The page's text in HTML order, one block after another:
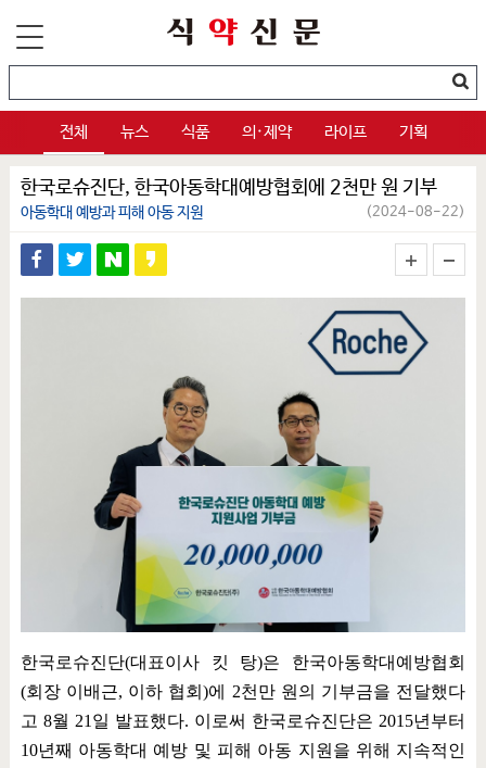
전체 뉴스 식품 의·제약 라이프 기획
한국로슈진단, 한국아동학대예방협회에 2천만 원 기부
아동학대 예방과 피해 아동 지원 (2024-08-22)
한국로슈진단(대표이사 킷 탕)은 한국아동학대예방협회
(회장 이배근, 이하 협회)에 2천만 원의 기부금을 전달했다
고 8월 21 일 발표했다. 이로써 한국로슈진단은 2015년부터
10년째 아동학대 예방 및 피해 아동 지원을 위해 지속적인